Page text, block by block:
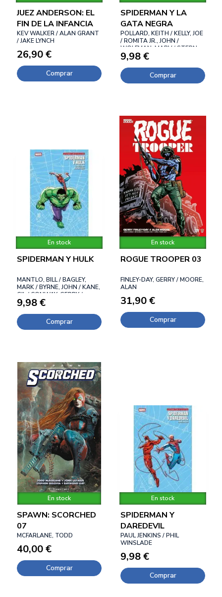
JUEZ ANDERSON: EL
FIN DE LA INFANCIA
KEV WALKER / ALAN GRANT
/ JAKE LYNCH
26,90 €
Comprar
SPIDERMAN Y LA
GATA NEGRA
POLLARD, KEITH / KELLY, JOE
/ ROMITA JR., JOHN /
WOLFMAN, MARV / STERN,
ROGER
9,98 €
Comprar
En stock
SPIDERMAN Y HULK
MANTLO, BILL / BAGLEY,
MARK / BYRNE, JOHN / KANE,
GIL / CONWAY, GERRY /
ROMITA SR., JOHN /
MICHELINIE, DAVID
9,98 €
Comprar
En stock
ROGUE TROOPER 03
FINLEY-DAY, GERRY / MOORE,
ALAN
31,90 €
Comprar
En stock
SPAWN: SCORCHED
07
MCFARLANE, TODD
40,00 €
Comprar
En stock
SPIDERMAN Y
DAREDEVIL
PAUL JENKINS / PHIL
WINSLADE
9,98 €
Comprar